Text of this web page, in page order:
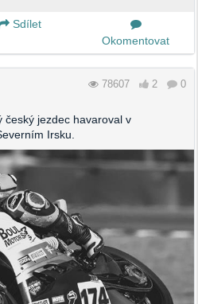
Sdílet
Okomentovat
78607 2 0
český jezdec havaroval v
Irsku.